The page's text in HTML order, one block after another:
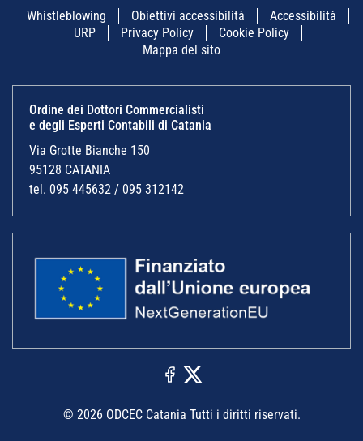
Whistleblowing Obiettivi accessibilità
Accessibilità
URP
Privacy Policy
Cookie Policy
Mappa del sito
Ordine dei Dottori Commercialisti
e degli Esperti Contabili di Catania
Via Grotte Bianche 150
95128 CATANIA
tel. 095 445632 / 095 312142
© 2026 ODCEC Catania Tutti i diritti riservati.